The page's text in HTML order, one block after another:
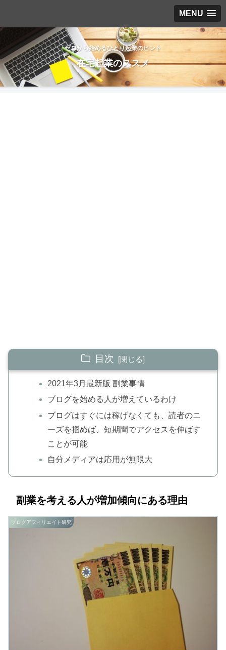
MENU
ゼロから始めるひとり起業のヒント
在宅起業のススメ
目次
2021年3月最新版 副業事情
ブログを始める人が増えているわけ
ブログはすぐには稼げなくても、読者のニ
ーズを掴めば、短期間でアクセスを伸ばす
ことが可能
自分メディアは応用が無限大
副業を考える人が増加傾向にある理由
ブログアフィリエイト研究